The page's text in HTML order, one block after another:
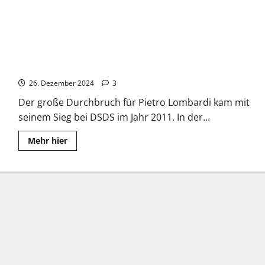
26. Dezember 2024 3
Der große Durchbruch für Pietro Lombardi kam mit
seinem Sieg bei DSDS im Jahr 2011. In der...
Mehr hierRead
more
Lombardi: